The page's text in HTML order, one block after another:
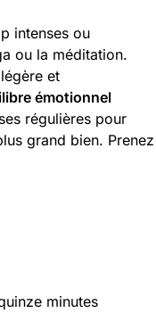
intenses ou
ou la méditation.
et
émotionnel
régulières pour
grand bien. Prenez
minutes